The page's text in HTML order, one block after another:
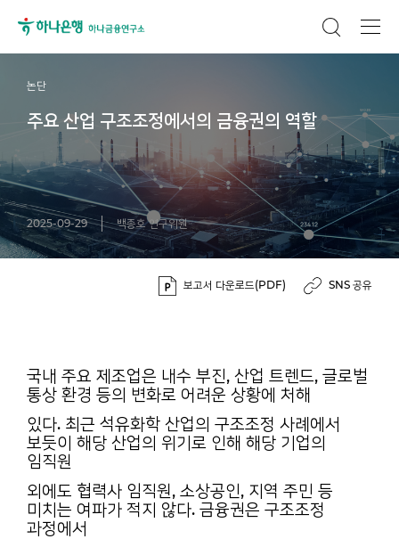
논단
주요 산업 구조조정에서의 금융권의 역할
2025-09-29 백종호 연구위원
보고서 다운로드(PDF) SNS 공유
국내 주요 제조업은 내수 부진, 산업 트렌드, 글로벌
통상 환경 등의 변화로 어려운 상황에 처해
있다. 최근 석유화학 산업의 구조조정 사례에서
보듯이 해당 산업의 위기로 인해 해당 기업의
임직원
외에도 협력사 임직원, 소상공인, 지역 주민 등
미치는 여파가 적지 않다. 금융권은 구조조정
과정에서